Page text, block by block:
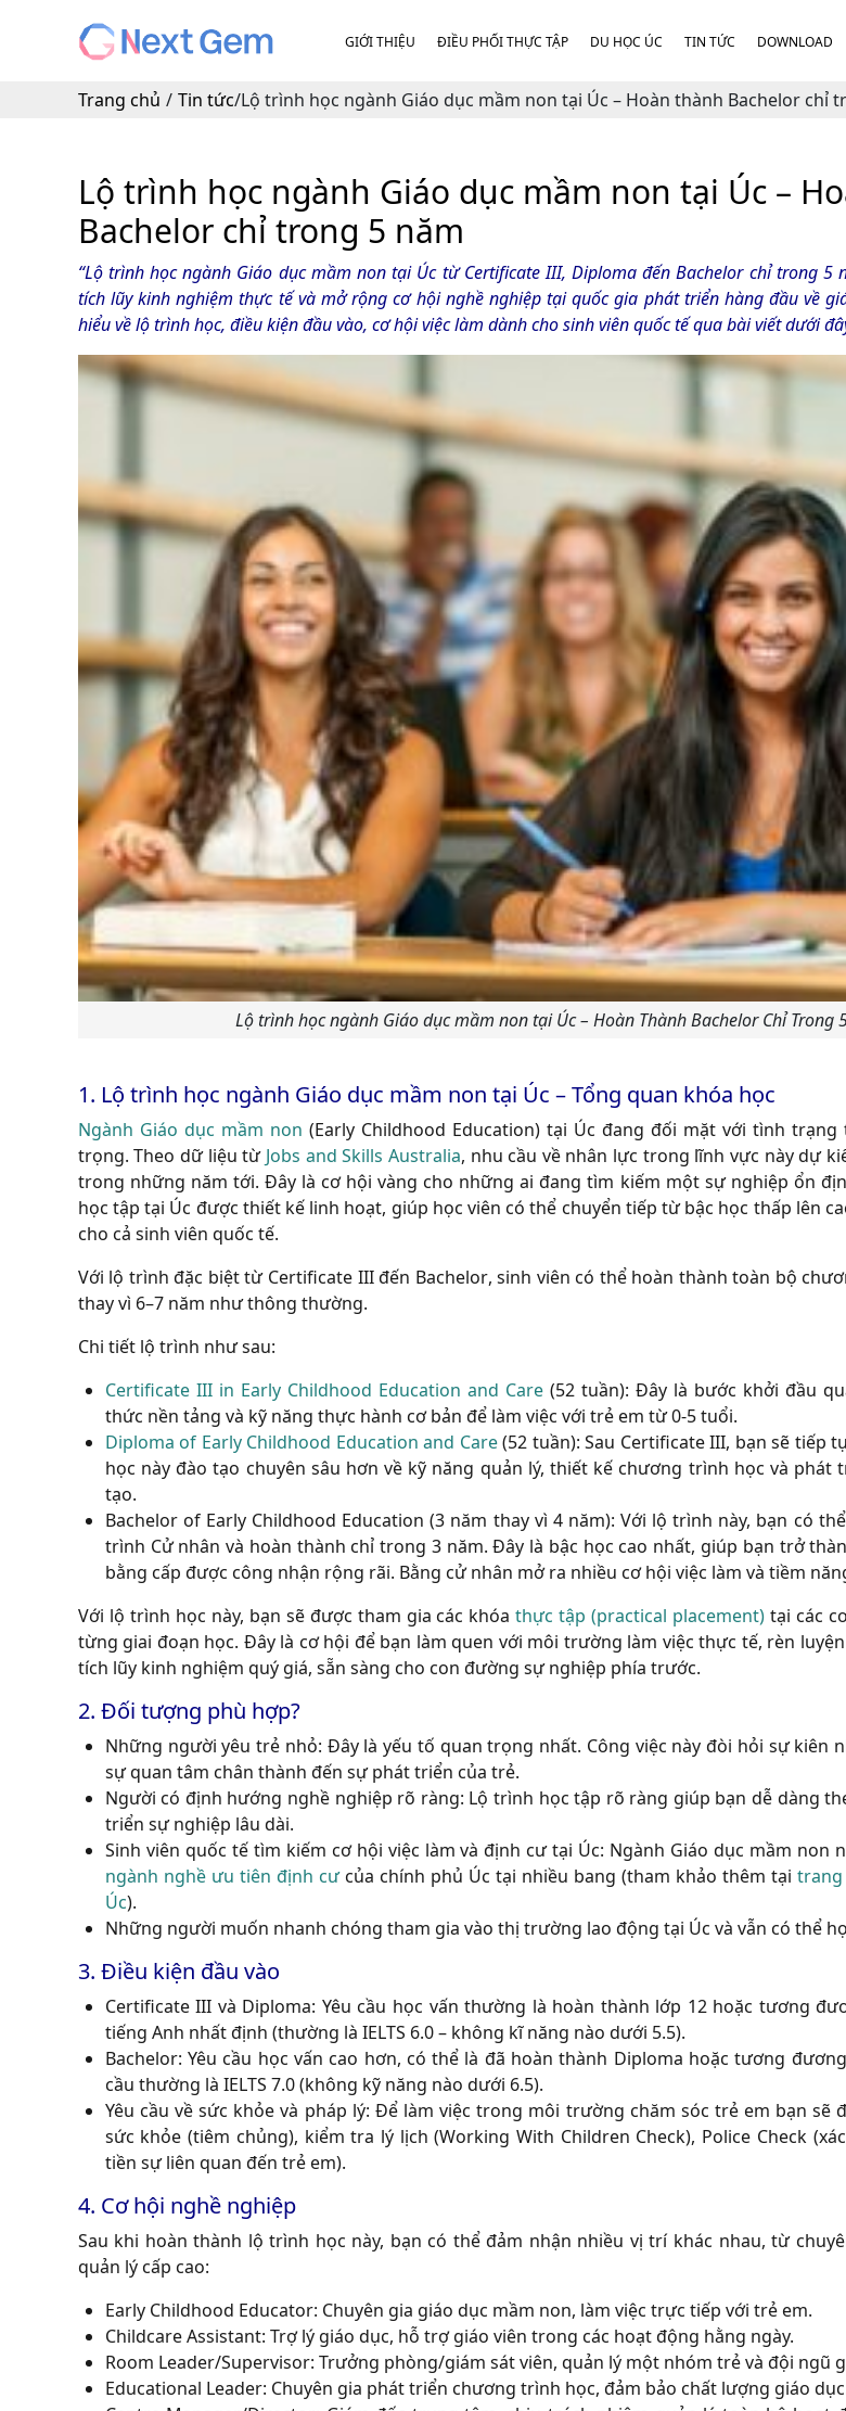
GIỚI THIỆU ĐIỀU PHỐI THỰC TẬP DU HỌC ÚC TIN TỨC DOWNLOAD
Trang chủ / Tin tức/Lộ trình học ngành Giáo dục mầm non tại Úc – Hoàn thành Bachelor chỉ
Lộ trình học ngành Giáo dục mầm non tại Úc –
Bachelor chỉ trong 5 năm
“Lộ trình học ngành Giáo dục mầm non tại Úc từ Certificate III, Diploma đến Bachelor chỉ trong 5
tích lũy kinh nghiệm thực tế và mở rộng cơ hội nghề nghiệp tại quốc gia phát triển hàng đầu về
hiểu về lộ trình học, điều kiện đầu vào, cơ hội việc làm dành cho sinh viên quốc tế qua bài viết dưới
Lộ trình học ngành Giáo dục mầm non tại Úc – Hoàn Thành Bachelor Chỉ Trong
1. Lộ trình học ngành Giáo dục mầm non tại Úc – Tổng quan khóa học
Ngành Giáo dục mầm non (Early Childhood Education) tại Úc đang đối mặt với tình
trọng. Theo dữ liệu từ Jobs and Skills Australia, nhu cầu về nhân lực trong lĩnh vực này dự
trong những năm tới. Đây là cơ hội vàng cho những ai đang tìm kiếm một sự nghiệp ổn
học tập tại Úc được thiết kế linh hoạt, giúp học viên có thể chuyển tiếp từ bậc học thấp lên
cho cả sinh viên quốc tế.
Với lộ trình đặc biệt từ Certificate IIIđến Bachelor, sinh viên có thể hoàn thành toàn bộ
thay vì 6–7 năm như thông thường.
Chi tiết lộ trình như sau:
Certificate III in Early Childhood Education and Care(52 tuần): Đây là bước khởi đầu
thức nền tảng và kỹ năng thực hành cơ bản để làm việc với trẻ em từ 0-5 tuổi.
Diploma of Early Childhood Education and Care(52 tuần): Sau Certificate III, bạn sẽ tiếp
học này đào tạo chuyên sâu hơn về kỹ năng quản lý, thiết kế chương trình học và phát
tạo.
Bachelor of Early Childhood Education (3 năm thay vì 4 năm): Với lộ trình này, bạn có
trình Cử nhân và hoàn thành chỉ trong 3 năm. Đây là bậc học cao nhất, giúp bạn trở
bằng cấp được công nhận rộng rãi. Bằng cử nhân mở ra nhiều cơ hội việc làm và tiềm
Với lộ trình học này, bạn sẽ được tham gia các khóa thực tập (practical placement) tại các
từng giai đoạn học. Đây là cơ hội để bạn làm quen với môi trường làm việc thực tế, rèn
tích lũy kinh nghiệm quý giá, sẵn sàng cho con đường sự nghiệp phía trước.
2. Đối tượng phù hợp?
Những người yêu trẻ nhỏ: Đây là yếu tố quan trọng nhất. Công việc này đòi hỏi sự kiên
sự quan tâm chân thành đến sự phát triển của trẻ.
Người có định hướng nghề nghiệp rõ ràng: Lộ trình học tập rõ ràng giúp bạn dễ dàng
triển sự nghiệp lâu dài.
Sinh viên quốc tế tìm kiếm cơ hội việc làm và định cư tại Úc: Ngành Giáo dục mầm non
ngành nghề ưu tiên định cưcủa chính phủ Úc tại nhiều bang (tham khảo thêm tạitrang
Úc).
Những người muốn nhanh chóng tham gia vào thị trường lao động tại Úc và vẫn có thể
3. Điều kiện đầu vào
Certificate III và Diploma: Yêu cầu học vấn thường là hoàn thành lớp 12 hoặc tương
tiếng Anh nhất định (thường là IELTS 6.0 – không kĩ năng nào dưới 5.5).
Bachelor: Yêu cầu học vấn cao hơn, có thể là đã hoàn thành Diploma hoặc tương
cầu thường là IELTS 7.0 (không kỹ năng nào dưới 6.5).
Yêu cầu về sức khỏe và pháp lý: Để làm việc trong môi trường chăm sóc trẻ em bạn sẽ
sức khỏe (tiêm chủng), kiểm tra lý lịch (Working With Children Check), Police Check
tiền sự liên quan đến trẻ em).
4. Cơ hội nghề nghiệp
Sau khi hoàn thành lộ trình học này, bạn có thể đảm nhận nhiều vị trí khác nhau, từ
quản lý cấp cao:
Early Childhood Educator: Chuyên gia giáo dục mầm non, làm việc trực tiếp với trẻ em.
Childcare Assistant: Trợ lý giáo dục, hỗ trợ giáo viên trong các hoạt động hằng ngày.
Room Leader/Supervisor: Trưởng phòng/giám sát viên, quản lý một nhóm trẻ và đội ngũ
Educational Leader: Chuyên gia phát triển chương trình học, đảm bảo chất lượng giáo